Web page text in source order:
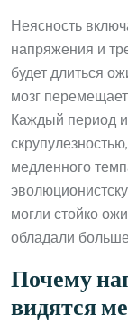
Неясность
напряжения и
будет длиться
мозг
Каждый период
медленного
могли стойко
обладали
Почему
видятся